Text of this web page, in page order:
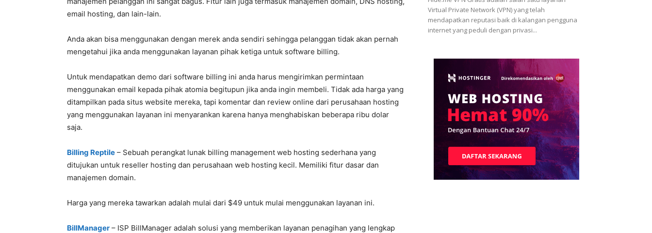
email hosting, dan lain-lain.
Anda akan bisa menggunakan dengan merek anda sendiri sehingga pelanggan tidak akan pernah
mengetahui jika anda menggunakan layanan pihak ketiga untuk software billing.
Untuk mendapatkan demo dari software billing ini anda harus mengirimkan permintaan
menggunakan email kepada pihak atomia begitupun jika anda ingin membeli. Tidak ada harga yang
ditampilkan pada situs website mereka, tapi komentar dan review online dari perusahaan hosting
yang menggunakan layanan ini menyarankan karena hanya menghabiskan beberapa ribu dolar
saja.
Billing Reptile – Sebuah perangkat lunak billing management web hosting sederhana yang
ditujukan untuk reseller hosting dan perusahaan web hosting kecil. Memiliki fitur dasar dan
manajemen domain.
Harga yang mereka tawarkan adalah mulai dari $49 untuk mulai menggunakan layanan ini.
BillManager – ISP BillManager adalah solusi yang memberikan layanan penagihan yang lengkap
Virtual Private Network (VPN) yang telah
mendapatkan reputasi baik di kalangan pengguna
internet yang peduli dengan privasi...